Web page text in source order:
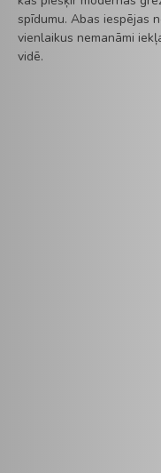
spīdumu. Abas iespējas
vienlaikus nemanāmi
vidē.